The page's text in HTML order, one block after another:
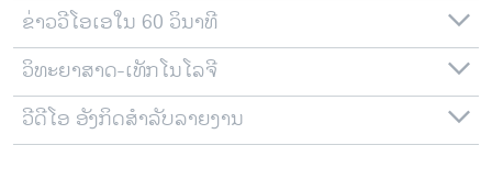
ລາຍງານ
ພາສາຕ່າງໆ
ຂ່າວວີໂອເອໃນ 60 ວິນາທີ
ວິທະຍາສາດ-ເທັກໂນໂລຈີ
ວີດີໂອ ອັງກິດສຳລັບລາຍງານ